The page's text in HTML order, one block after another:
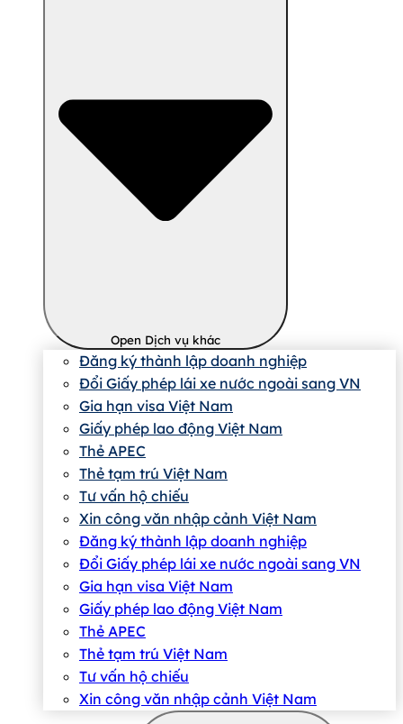
Open Dịch vụ khác
Đăng ký thành lập doanh nghiệp
Đổi Giấy phép lái xe nước ngoài sang VN
Gia hạn visa Việt Nam
Giấy phép lao động Việt Nam
Thẻ APEC
Thẻ tạm trú Việt Nam
Tư vấn hộ chiếu
Xin công văn nhập cảnh Việt Nam
Đăng ký thành lập doanh nghiệp
Đổi Giấy phép lái xe nước ngoài sang VN
Gia hạn visa Việt Nam
Giấy phép lao động Việt Nam
Thẻ APEC
Thẻ tạm trú Việt Nam
Tư vấn hộ chiếu
Xin công văn nhập cảnh Việt Nam